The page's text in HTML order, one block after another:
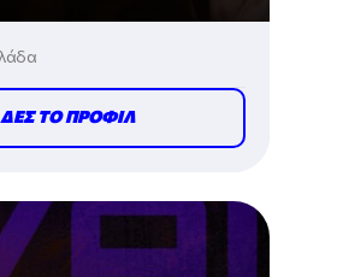
ΔΕΣ ΤΟ ΠΡΟΦΙΛ